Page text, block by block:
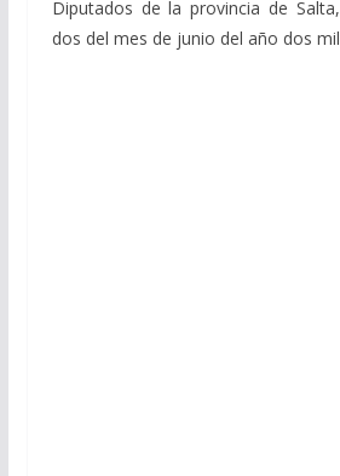
Diputados de la provincia de
dos del mes de junio del año dos